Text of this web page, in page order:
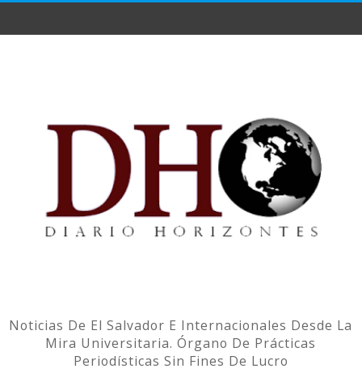
Noticias De El Salvador E Internacionales Desde La
Mira Universitaria. Órgano De Prácticas
Periodísticas Sin Fines De Lucro